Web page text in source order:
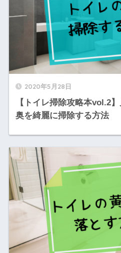
2020年5月28日
【トイレ掃除攻略本vol.2
奥を綺麗に掃除する方法